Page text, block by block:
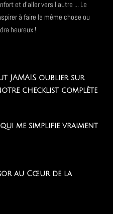
et d'aller vers l'autre ... Le
à faire la même chose ou
heureux !
JAMAIS oublier sur
checklist complète
qui me simplifie vraiment
au Cœur de la